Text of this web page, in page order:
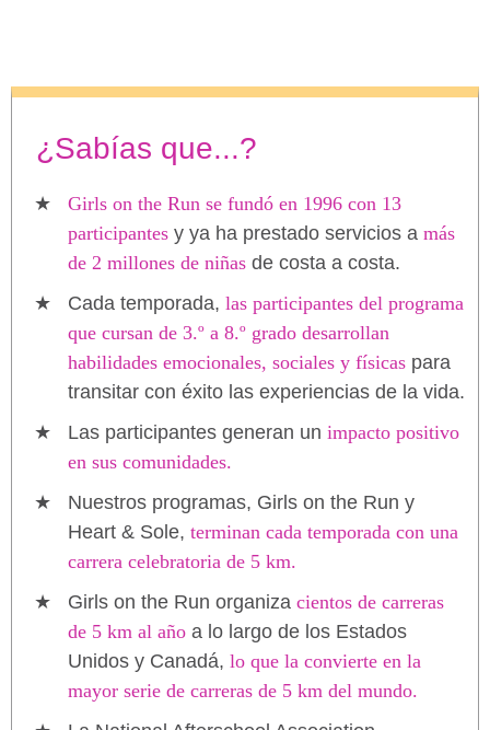
¿Sabías que...?
Girls on the Run se fundó en 1996 con 13
participantes y ya ha prestado servicios a más
de 2 millones de niñas de costa a costa.
Cada temporada, las participantes del programa
que cursan de 3.º a 8.º grado desarrollan
habilidades emocionales, sociales y físicas para
transitar con éxito las experiencias de la vida.
Las participantes generan un impacto positivo
en sus comunidades.
Nuestros programas, Girls on the Run y
Heart & Sole, terminan cada temporada con una
carrera celebratoria de 5 km.
Girls on the Run organiza cientos de carreras
de 5 km al año a lo largo de los Estados
Unidos y Canadá, lo que la convierte en la
mayor serie de carreras de 5 km del mundo.